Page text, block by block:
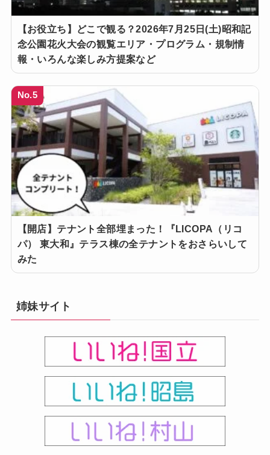
【お役立ち】どこで観る？2026年7月25日(土)昭和記
念公園花火大会の観覧エリア・プログラム・規制情
報・いろんな楽しみ方提案など
No.5
【開店】テナント全部埋まった！『LICOPA（リコ
パ） 東大和』テラス棟の全テナントをおさらいして
みた
姉妹サイト